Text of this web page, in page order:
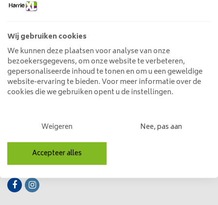
Geen producten gevonden!...
Klantenservice
Mijn account
Categorieën
Contactgegevens
Volg ons
Wij gebruiken cookies
We kunnen deze plaatsen voor analyse van onze
bezoekersgegevens, om onze website te verbeteren,
gepersonaliseerde inhoud te tonen en om u een geweldige
website-ervaring te bieden. Voor meer informatie over de
cookies die we gebruiken opent u de instellingen.
Weigeren Nee, pas aan
Accepteer alles